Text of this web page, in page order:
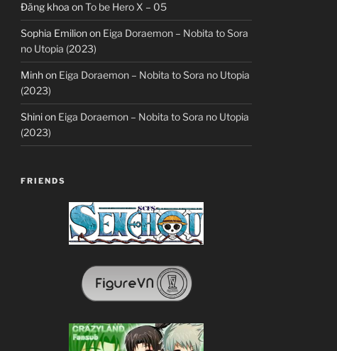
Đăng khoa onTo be Hero X – 05
Sophia Emilionon Eiga Doraemon – Nobita to Sora
no Utopia (2023)
Minhon Eiga Doraemon – Nobita to Sora no Utopia
(2023)
Shinion Eiga Doraemon – Nobita to Sora no Utopia
(2023)
FRIENDS